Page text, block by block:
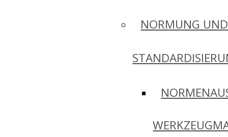
NORMUNG UND